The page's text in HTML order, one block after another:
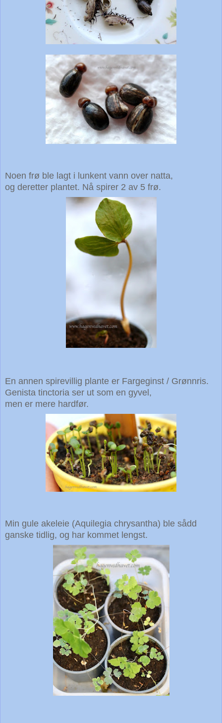
Noen frø ble lagt i lunkent vann over natta,
og deretter plantet. Nå spirer 2 av 5 frø.
En annen spirevillig plante er Fargeginst / Grønnris.
Genista tinctoria ser ut som en gyvel,
men er mere hardfør.
Min gule akeleie (Aquilegia chrysantha) ble sådd
ganske tidlig, og har kommet lengst.